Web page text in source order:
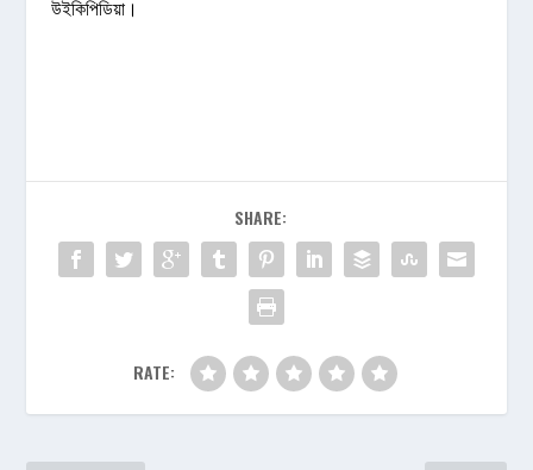
উইকিপিডিয়া।
SHARE:
RATE: